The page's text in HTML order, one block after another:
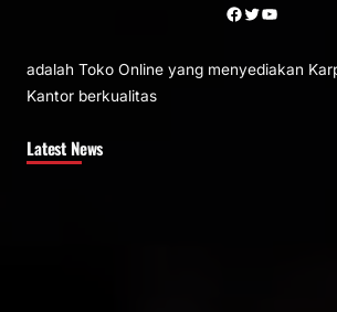
Facebook Twitter YouTube
adalah Toko Online yang menyediakan
Kantor berkualitas
Latest News